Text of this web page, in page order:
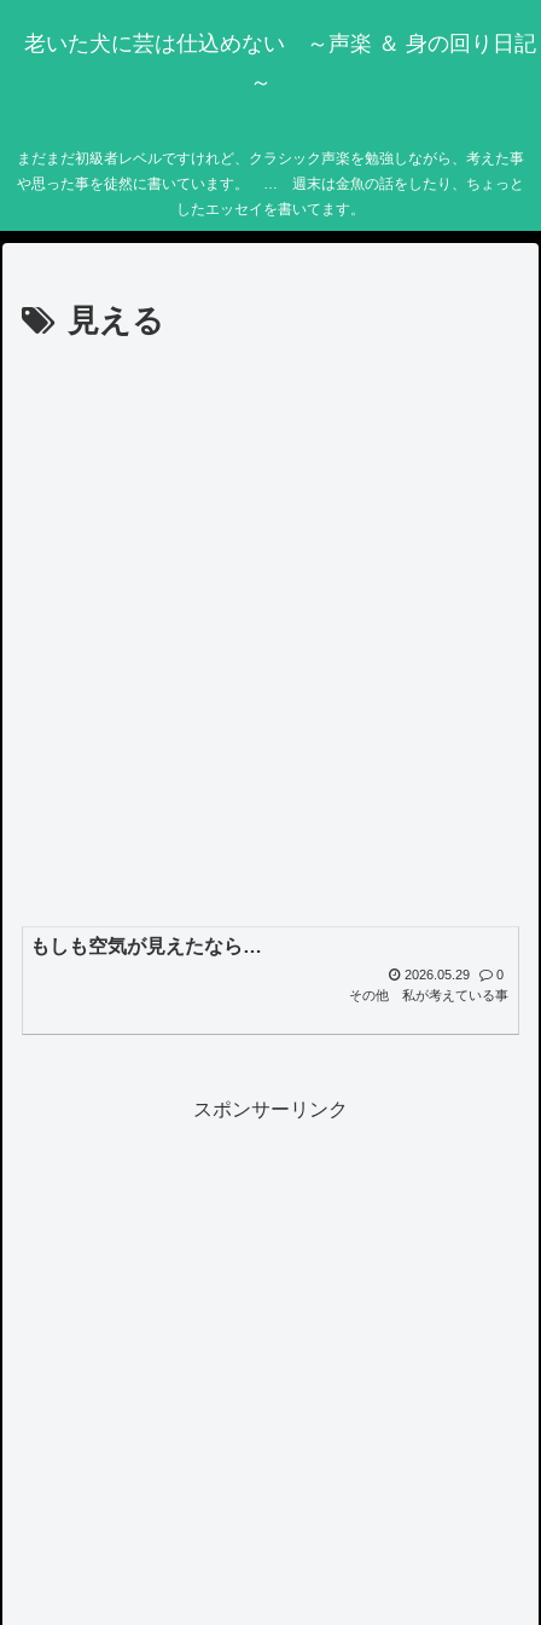
老いた犬に芸は仕込めない ～声楽 ＆ 身の回り日記
～
まだまだ初級者レベルですけれど、クラシック声楽を勉強しながら、考えた事
や思った事を徒然に書いています。 … 週末は金魚の話をしたり、ちょっと
したエッセイを書いてます。
見える
もしも空気が見えたなら…
2026.05.29
0
その他
私が考えている事
スポンサーリンク